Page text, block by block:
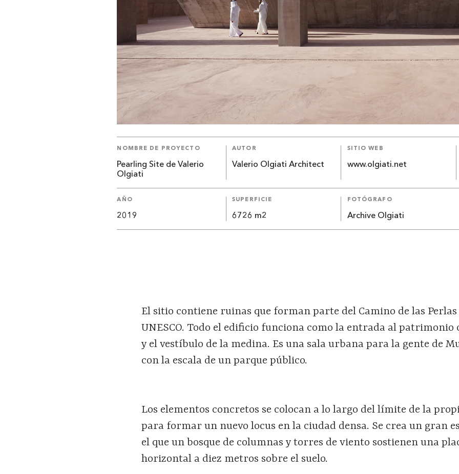
NOMBRE DE PROYECTO
Pearling Site de Valerio
Olgiati
AUTOR
Valerio Olgiati Architect
SITIO WEB
www.olgiati.net
AÑO
2019
SUPERFICIE
6726 m2
FOTÓGRAFO
Archive Olgiati
El sitio contiene ruinas que forman parte del Camino de las Perlas
UNESCO. Todo el edificio funciona como la entrada al
y el vestíbulo de la medina. Es una sala urbana para la gente de
con la escala de un parque público.
Los elementos concretos se colocan a lo largo del límite de la
para formar un nuevo locus en la ciudad densa. Se crea un gran
el que un bosque de columnas y torres de viento sostienen una
horizontal a diez metros sobre el suelo.